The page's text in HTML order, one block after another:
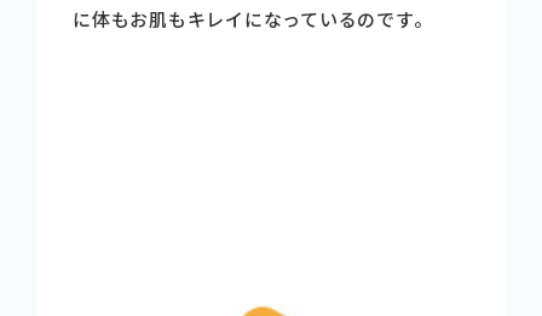
に体もお肌もキレイになっているのです。